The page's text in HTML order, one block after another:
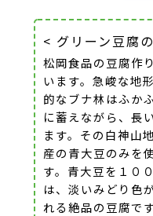
< グリーン豆腐
松岡食品の豆腐作
います。急峻な地
的なブナ林はふか
に蓄えながら、長
ます。その白神山
産の青大豆のみを
す。青大豆を１０
は、淡いみどり色
れる絶品の豆腐です